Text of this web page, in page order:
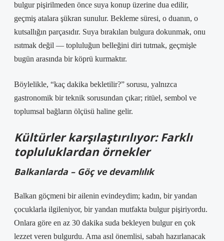
bulgur pişirilmeden önce suya konup üzerine dua edilir,
geçmiş atalara şükran sunulur. Bekleme süresi, o duanın, o
kutsallığın parçasıdır. Suya bırakılan bulgura dokunmak, onu
ısıtmak değil — topluluğun belleğini diri tutmak, geçmişle
bugün arasında bir köprü kurmaktır.
Böylelikle, “kaç dakika bekletilir?” sorusu, yalnızca
gastronomik bir teknik sorusundan çıkar; ritüel, sembol ve
toplumsal bağların ölçüsü haline gelir.
Kültürler karşılaştırılıyor: Farklı
topluluklardan örnekler
Balkanlarda – Göç ve devamlılık
Balkan göçmeni bir ailenin evindeydim; kadın, bir yandan
çocuklarla ilgileniyor, bir yandan mutfakta bulgur pişiriyordu.
Onlara göre en az 30 dakika suda bekleyen bulgur en çok
lezzet veren bulgurdu. Ama asıl önemlisi, sabah hazırlanacak